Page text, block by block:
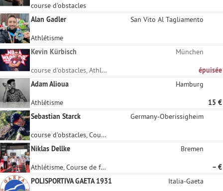
course d'obstacles
Alan Gadler
San Vito Al Tagliamento
Athlétisme
Kevin Kürbisch
München
course d'obstacles, Athlétisme
épuisée
Adam Alioua
Hamburg
Athlétisme
15 €
Sebastian Starck
Germany-Oberissigheim
course d'obstacles, Course de fond
Niklas Dellke
Bremen
Athlétisme, Course de fond
– €
POLISPORTIVA GAETA 1931
Italia-Gaeta